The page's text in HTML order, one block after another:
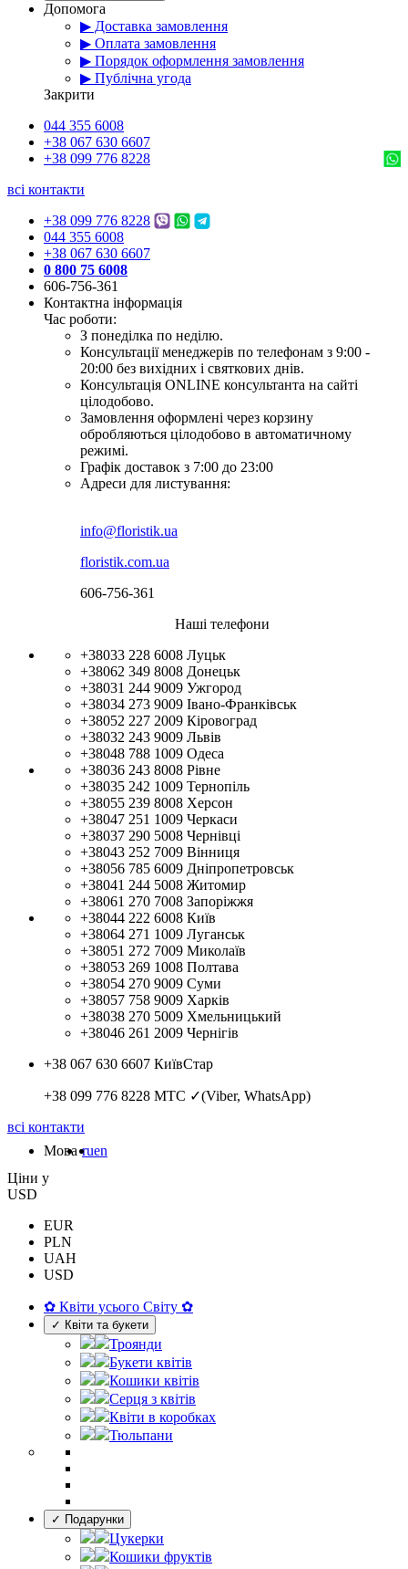
Допомога
▶ Доставка замовлення
▶ Оплата замовлення
▶ Порядок оформлення замовлення
▶ Публічна угода
Закрити
044 355 6008
+38 067 630 6607
+38 099 776 8228
всі контакти
+38 099 776 8228
044 355 6008
+38 067 630 6607
0 800 75 6008
606-756-361
Контактна інформація
Час роботи:
З понеділка по неділю.
Консультації менеджерів по телефонам з 9:00 -
20:00 без вихідних і святкових днів.
Консультація ONLINE консультанта на сайті
цілодобово.
Замовлення оформлені через корзину
обробляються цілодобово в автоматичному
режимі.
Графік доставок з 7:00 до 23:00
Адреси для листування:
info@floristik.ua
floristik.com.ua
606-756-361
Наші телефони
+38033 228 6008 Луцьк
+38062 349 8008 Донецьк
+38031 244 9009 Ужгород
+38034 273 9009 Івано-Франківськ
+38052 227 2009 Кіровоград
+38032 243 9009 Львів
+38048 788 1009 Одеса
+38036 243 8008 Рівне
+38035 242 1009 Тернопіль
+38055 239 8008 Херсон
+38047 251 1009 Черкаси
+38037 290 5008 Чернівці
+38043 252 7009 Вінниця
+38056 785 6009 Дніпропетровськ
+38041 244 5008 Житомир
+38061 270 7008 Запоріжжя
+38044 222 6008 Київ
+38064 271 1009 Луганськ
+38051 272 7009 Миколаїв
+38053 269 1008 Полтава
+38054 270 9009 Суми
+38057 758 9009 Харків
+38038 270 5009 Хмельницький
+38046 261 2009 Чернігів
+38 067 630 6607 КиївСтар
+38 099 776 8228 МТС ✓(Viber, WhatsApp)
всі контакти
Мова ruen
Цiни у
USD
EUR
PLN
UAH
USD
✿ Квіти усього Світу ✿
✓ Квіти та букети
Троянди
Букети квітів
Кошики квітів
Серця з квітів
Квіти в коробках
Тюльпани
✓ Подарунки
Цукерки
Кошики фруктів